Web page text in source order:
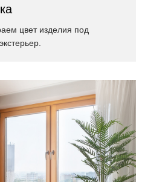
цвет изделия под